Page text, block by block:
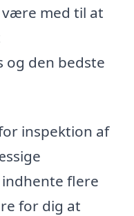
med til at
og den bedste
inspektion af
flere
for dig at